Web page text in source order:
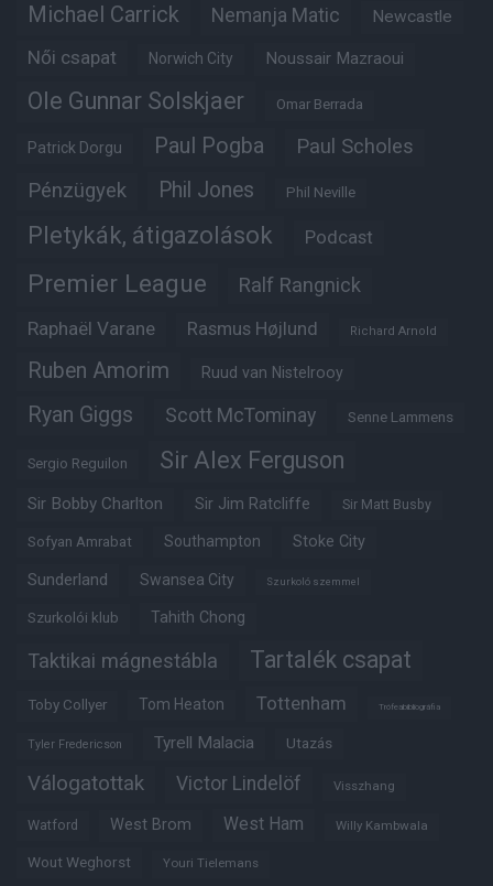
Michael Carrick Nemanja Matic Newcastle
Női csapat Norwich City Noussair Mazraoui
Ole Gunnar Solskjaer Omar Berrada
Patrick Dorgu Paul Pogba Paul Scholes
Pénzügyek Phil Jones Phil Neville
Pletykák, átigazolások Podcast
Premier League Ralf Rangnick
Raphaël Varane Rasmus Højlund Richard Arnold
Ruben Amorim Ruud van Nistelrooy
Ryan Giggs Scott McTominay Senne Lammens
Sergio Reguilon Sir Alex Ferguson
Sir Bobby Charlton Sir Jim Ratcliffe Sir Matt Busby
Sofyan Amrabat Southampton Stoke City
Sunderland Swansea City Szurkoló szemmel
Szurkolói klub Tahith Chong
Taktikai mágnestábla Tartalék csapat
Toby Collyer Tom Heaton Tottenham Trófeabibliográfia
Tyler Fredericson Tyrell Malacia Utazás
Válogatottak Victor Lindelöf Visszhang
Watford West Brom West Ham Willy Kambwala
Wout Weghorst Youri Tielemans